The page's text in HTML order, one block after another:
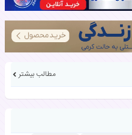
مطالب بیشتر